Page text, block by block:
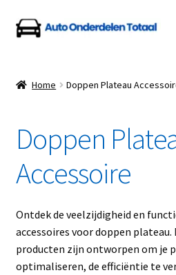
Ga
door
navigatie
Ga
naar
inhoud
Auto Onderdelen Shop
Betalen en Verzenden
Blog
Contact
Home Doppen Plateau
Doppen
Accessoire
Ontdek de veelzijdigheid en
accessoires voor doppen plateau.
producten zijn ontworpen om je
optimaliseren, de efficiëntie te